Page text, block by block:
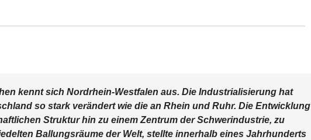
kennt sich Nordrhein-Westfalen aus. Die Industrialisierung hat
so stark verändert wie die an Rhein und Ruhr. Die Entwicklung
Struktur hin zu einem Zentrum der Schwerindustrie, zu
Ballungsräume der Welt, stellte innerhalb eines Jahrhunderts